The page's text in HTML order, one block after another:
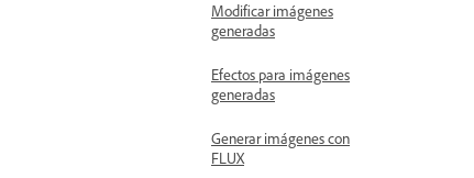
Modificar imágenes
generadas
Efectos para imágenes
generadas
Generar imágenes con
FLUX